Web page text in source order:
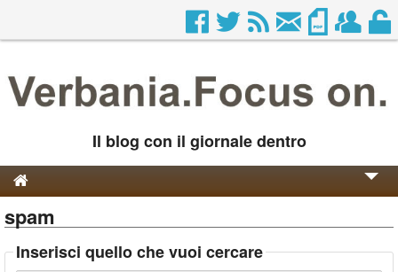
Il blog con il giornale dentro
Genesi e Storia
Contatti
spam
Inserisci quello che vuoi cercare